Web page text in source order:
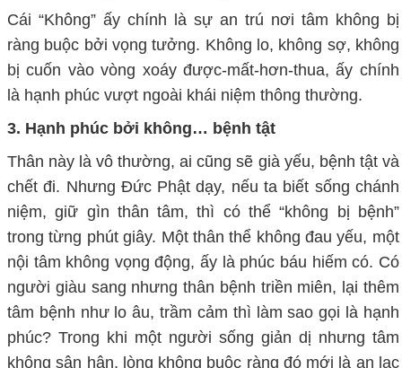
Cái “Không” ấy chính là sự an trú nơi tâm không bị
ràng buộc bởi vọng tưởng. Không lo, không sợ, không
bị cuốn vào vòng xoáy được-mất-hơn-thua,ấy chính
là hạnh phúc vượt ngoài khái niệm thông thường.
3. Hạnh phúc bởi không… bệnh tật
Thân này là vô thường, ai cũng sẽ già yếu, bệnh tật và
chết đi. Nhưng Đức Phật dạy, nếu ta biết sống chánh
niệm, giữ gìn thân tâm, thì có thể “không bị bệnh”
trong từng phút giây. Một thân thể không đau yếu, một
nội tâm không vọng động,ấy là phúc báu hiếm có. Có
người giàu sang nhưng thân bệnh triền miên, lại thêm
tâm bệnh như lo âu, trầm cảm thì làm sao gọi là hạnh
phúc? Trong khi một người sống giản dị nhưng tâm
không sân hận, lòng không buộc ràng đó mới là an lạc